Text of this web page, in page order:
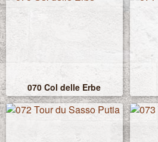
070 Col delle Erbe